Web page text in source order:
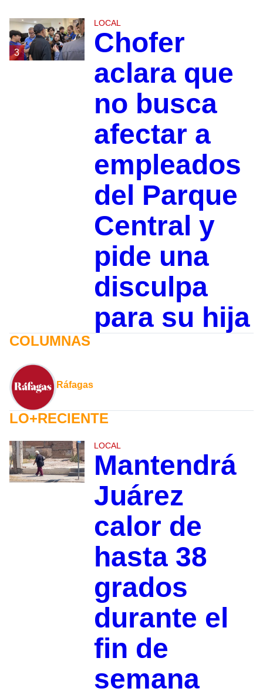
3
LOCAL
Chofer
aclara que
no busca
afectar a
empleados
del Parque
Central y
pide una
disculpa
para su hija
COLUMNAS
Ráfagas
LO+RECIENTE
LOCAL
Mantendrá
Juárez
calor de
hasta 38
grados
durante el
fin de
semana